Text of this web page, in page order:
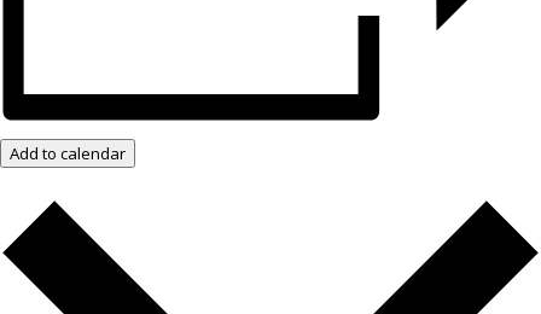
Add to calendar